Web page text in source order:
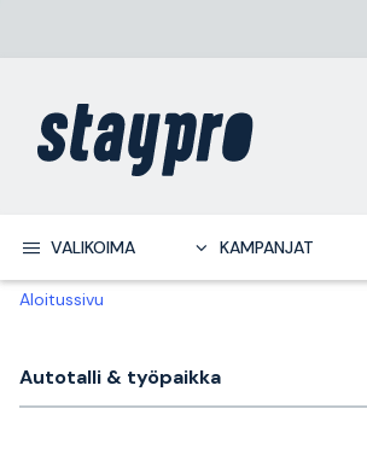
VALIKOIMA KAMPANJAT
Aloitussivu
Autotalli & työpaikka